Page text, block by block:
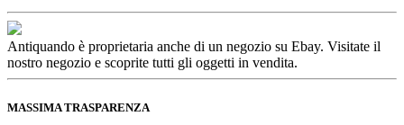
Antiquando è proprietaria anche di un negozio su Ebay. Visitate il
nostro negozio e scoprite tutti gli oggetti in vendita.
MASSIMA TRASPARENZA